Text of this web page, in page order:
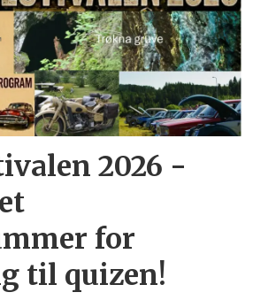
2026 -
for
til quizen!